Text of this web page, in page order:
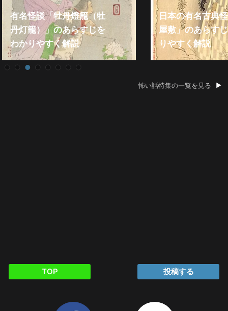
日本の有名古典怪談「皿
屋敷」のあらすじをわか
りやすく解説
2021年『殿
い話』総まと
怖い話特集の一覧を見る
TOP 投稿する